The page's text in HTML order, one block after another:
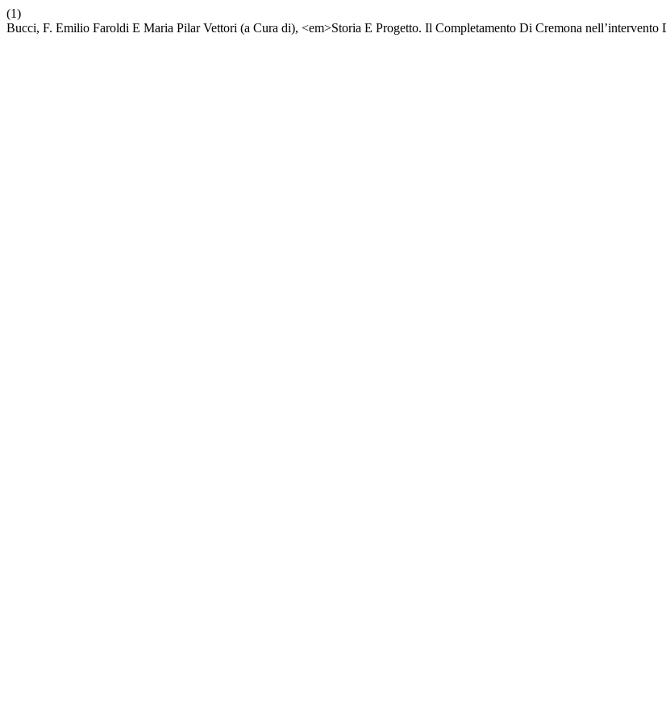
(1)
Bucci, F. Emilio Faroldi E Maria Pilar Vettori (a Cura di), <em>Storia E Progetto. Il Completamento Di Cremona